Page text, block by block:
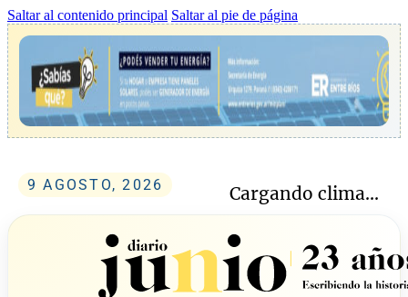
Saltar al contenido principal Saltar al pie de página
9 AGOSTO, 2026 Cargando clima...